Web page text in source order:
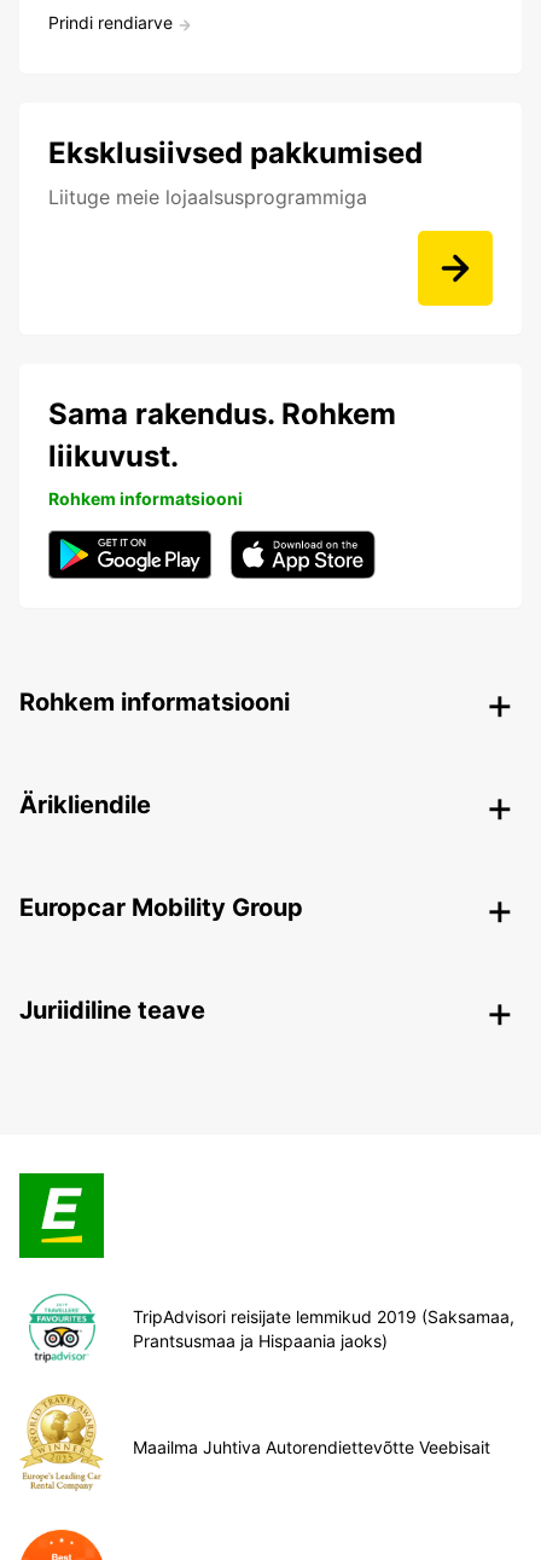
Prindi rendiarve
Eksklusiivsed pakkumised
Liituge meie lojaalsusprogrammiga
Sama rakendus. Rohkem
liikuvust.
Rohkem informatsiooni
Rohkem informatsiooni
Ärikliendile
Europcar Mobility Group
Juriidiline teave
TripAdvisori reisijate lemmikud 2019 (Saksamaa,
Prantsusmaa ja Hispaania jaoks)
Maailma Juhtiva Autorendiettevõtte Veebisait